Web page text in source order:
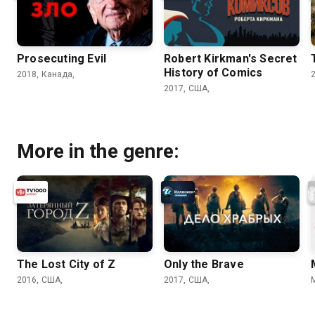
Prosecuting Evil
2018, Канада,
Robert Kirkman's Secret
History of Comics
2017, США,
More in the genre:
The Lost City of Z
2016, США,
Only the Brave
2017, США,